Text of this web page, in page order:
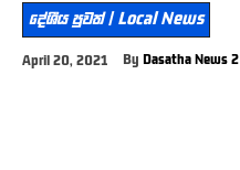
දේශීය පුවත් | Local News
April 20, 2021 By Dasatha News 2